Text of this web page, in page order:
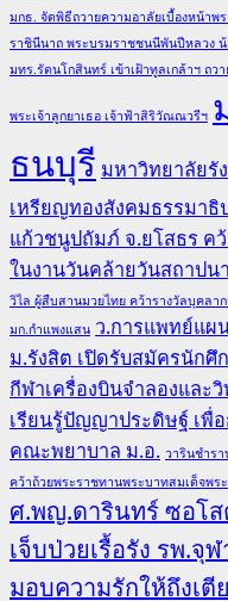
มกธ. จัดพิธีถวายความอาลัยเบื้องหน้าพ
ราชินีนาถ พระบรมราชชนนีพันปีหลวง
มทร.รัตนโกสินทร์ เข้าเฝ้าทูลเกล้าฯ
พระเจ้าลูกยาเธอ เจ้าฟ้าสิริวัณณวรีฯ
ธนบุรี มหาวิทยาลัยรั
เหรียญทองสังคมธรรมา
แก้วชนูปถัมภ์ จ.ยโสธร ค
ในงานวันคล้ายวันสถาปน
วิไล ผู้สืบสานมวยไทย คว้ารางวัลบุคลา
มก.กำแพงแสน ว.การแพทย์แผ
ม.รังสิต เปิดรับสมัครนักศึ
กีฬาเครื่องบินจำลองและ
เรียนรู้ปัญญาประดิษฐ์ เพื่
คณะพยาบาล ม.อ. วารินชำร
คว้าถ้วยพระราชทานพระบาทสมเด็จพร
ศ.พญ.ดารินทร์ ซอโส
เจ็บป่วยเรื้อรัง รพ.จุ
มอบความรักให้ถึงเตี